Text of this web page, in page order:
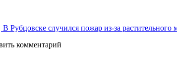
В Рубцовске случился пожар из-за растительного
комментарий